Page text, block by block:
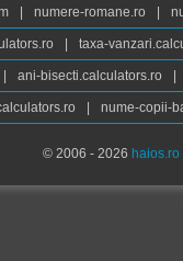
numere-romane.ro
taxa-
ani-bisecti.calculators.ro
nume-copii-
© 2006 - 2026 haios.ro